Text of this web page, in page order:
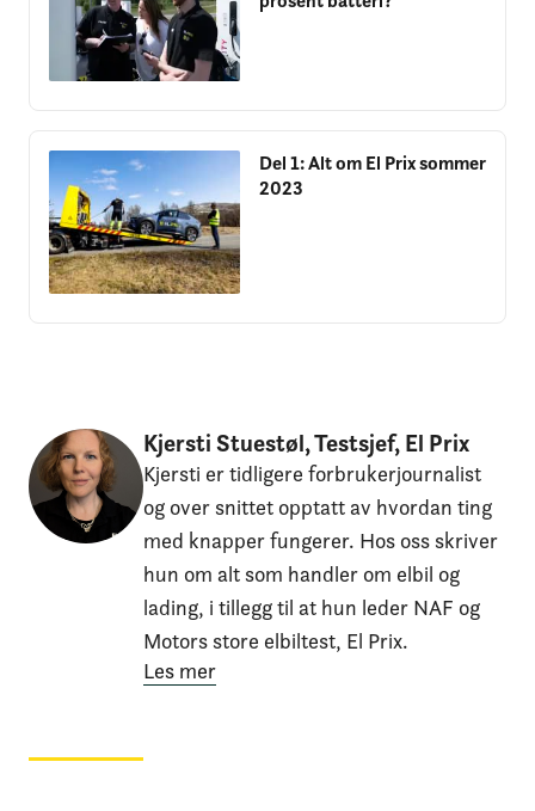
Del 1: Alt om El Prix sommer
2023
Kjersti Stuestøl, Testsjef, El Prix
Kjersti er tidligere forbrukerjournalist
og over snittet opptatt av hvordan ting
med knapper fungerer. Hos oss skriver
hun om alt som handler om elbil og
lading, i tillegg til at hun leder NAF og
Motors store elbiltest, El Prix.
Les mer